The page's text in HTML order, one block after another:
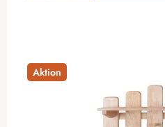
Aktion